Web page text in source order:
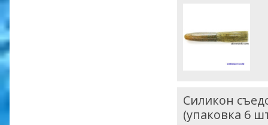
Силикон
(упаковка 6